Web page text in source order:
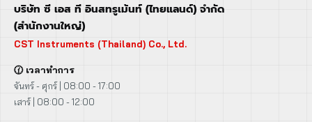
บริษัท ซี เอส ที อินสทรูเม้นท์ (ไทยแลนด์) จำกัด
(สำนักงานใหญ่)
CST Instruments (Thailand) Co., Ltd.
🕜 เวลาทำการ
จันทร์ - ศุกร์ | 08:00 - 17:00
เสาร์ | 08:00 - 12:00